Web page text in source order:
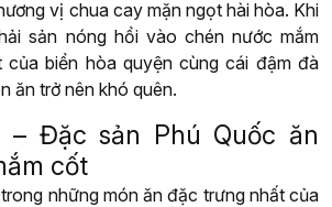
vị chua cay mặn ngọt hài hòa. Khi
sản nóng hổi vào chén nước mắm
của biển hòa quyện cùng cái đậm đà
ăn trở nên khó quên.
– Đặc sản Phú Quốc ăn
cốt
những món ăn đặc trưng nhất của